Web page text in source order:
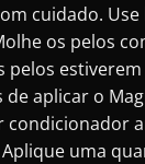
cuidado.
os pelos
pelos
de aplicar o
condicionador
uma